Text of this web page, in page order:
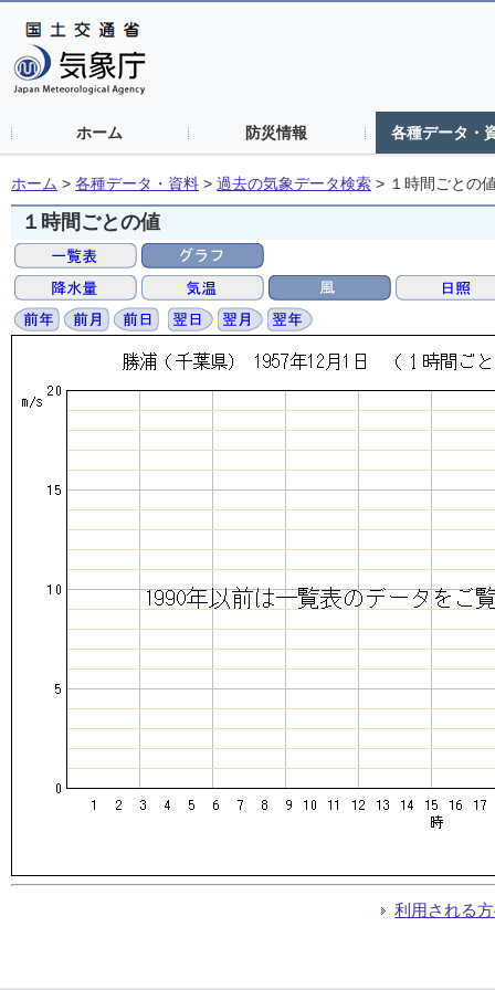
ホーム 防災情報 各種データ・
ホーム > 各種データ・資料 > 過去の気象データ検索 > １時間ごとの
１時間ごとの値
利用される